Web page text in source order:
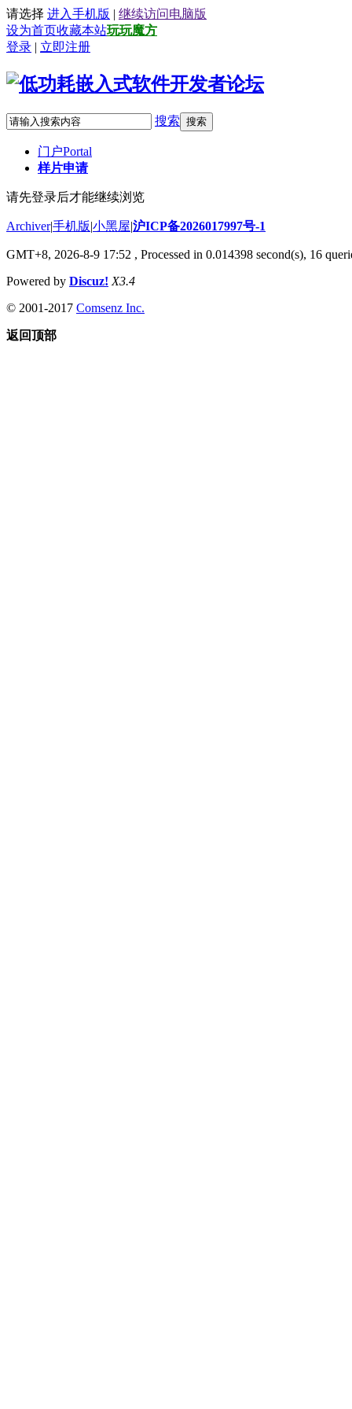
请选择 进入手机版 | 继续访问电脑版
设为首页收藏本站玩玩魔方
登录 | 立即注册
搜索 搜索
门户Portal
样片申请
请先登录后才能继续浏览
Archiver|手机版|小黑屋|沪ICP备2026017997号-1
GMT+8, 2026-8-9 17:52 , Processed in 0.014398 second(s), 16
Powered by Discuz! X3.4
© 2001-2017 Comsenz Inc.
返回顶部